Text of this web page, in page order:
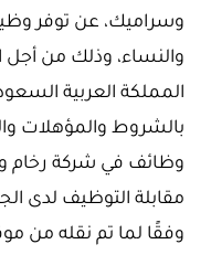
وسراميك، عن توفر
والنساء، وذلك من أجل
المملكة العربية
بالشروط والمؤهلات
وظائف في شركة رخام
مقابلة التوظيف لدى
وفقًا لما تم نقله من